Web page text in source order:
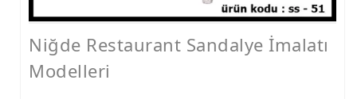
Niğde Restaurant Sandalye İmalatı
Modelleri